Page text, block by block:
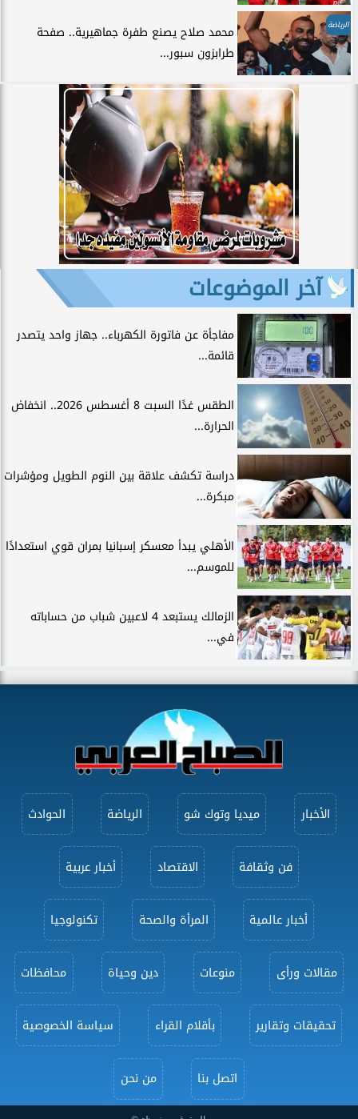
الرياضة
محمد صلاح يصنع طفرة جماهيرية.. صفحة
طرابزون سبور...
آخر الموضوعات
مفاجأة عن فاتورة الكهرباء.. جهاز واحد يتصدر
قائمة...
الطقس غدًا السبت 8 أغسطس 2026.. انخفاض
الحرارة...
دراسة تكشف علاقة بين النوم الطويل ومؤشرات
مبكرة...
الأهلي يبدأ معسكر إسبانيا بمران قوي استعدادًا
للموسم...
الزمالك يستبعد 4 لاعبين شباب من حساباته
في...
الأخبار ميديا وتوك شو الرياضة الحوادث
فن وثقافة الاقتصاد أخبار عربية
أخبار عالمية المرأة والصحة تكنولوجيا
مقالات ورأى منوعات دين وحياة محافظات
تحقيقات وتقارير بأقلام القراء سياسة الخصوصية
اتصل بنا من نحن